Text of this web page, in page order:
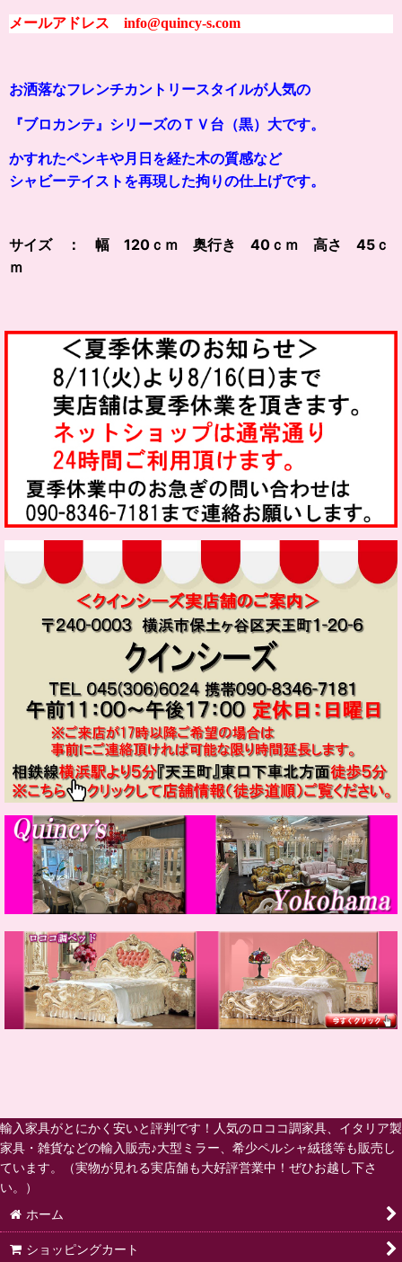
メールアドレス info@quincy-s.com
お洒落なフレンチカントリースタイルが人気の
『ブロカンテ』シリーズのＴＶ台（黒）大です。
かすれたペンキや月日を経た木の質感など
シャビーテイストを再現した拘りの仕上げです。
サイズ ： 幅 120ｃｍ 奥行き 40ｃｍ 高さ 45ｃ
ｍ
輸入家具がとにかく安いと評判です！人気のロココ調家具、イタリア製
家具・雑貨などの輸入販売♪大型ミラー、希少ペルシャ絨毯等も販売し
ています。（実物が見れる実店舗も大好評営業中！ぜひお越し下さ
い。）
ホーム
ショッピングカート